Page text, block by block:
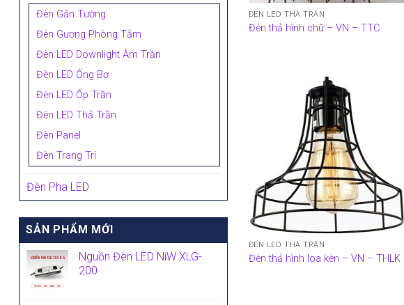
Đèn Gắn Tường
Đèn Gương Phòng Tắm
Đèn LED Downlight Âm Trần
Đèn LED Ống Bơ
Đèn LED Ốp Trần
Đèn LED Thả Trần
Đèn Panel
Đèn Trang Trí
Đèn Pha LED
SẢN PHẨM MỚI
Nguồn Đèn LED NiW XLG-
200
ĐÈN LED THẢ TRẦN
Đèn thả hình chữ – VN – TTC
ĐÈN LED THẢ TRẦN
Đèn thả hình loa kèn – VN – THLK